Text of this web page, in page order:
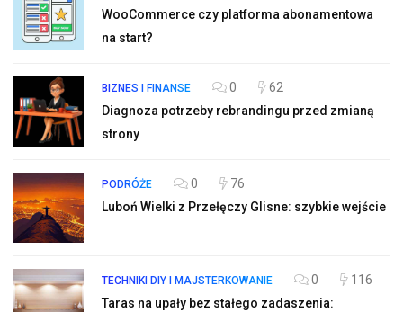
WooCommerce czy platforma abonamentowa
na start?
BIZNES I FINANSE 0
62
Diagnoza potrzeby rebrandingu przed zmianą
strony
PODRÓŻE 0
76
Luboń Wielki z Przełęczy Glisne: szybkie wejście
TECHNIKI DIY I MAJSTERKOWANIE 0
116
Taras na upały bez stałego zadaszenia: